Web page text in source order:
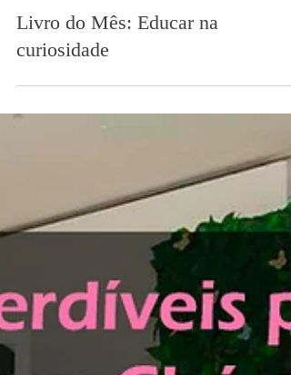
Rafael Assumpção
8 de mar. de 2021
curiosidade